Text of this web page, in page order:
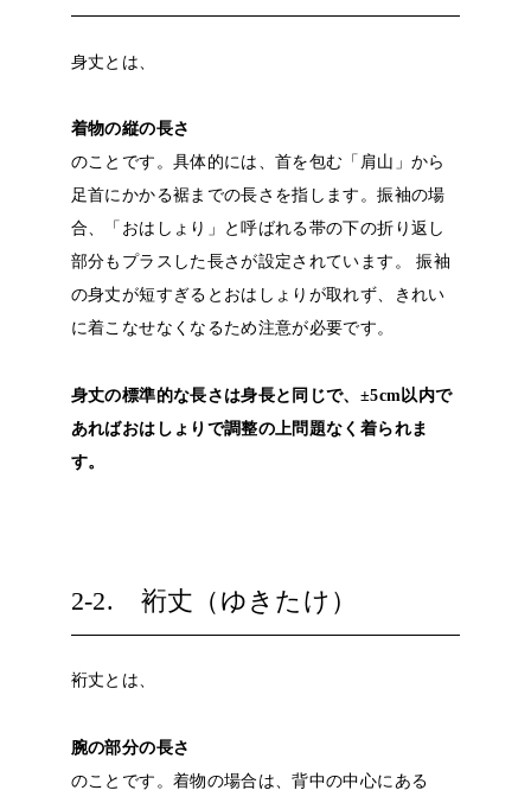
身丈とは、
着物の縦の長さ
のことです。具体的には、首を包む「肩山」から
足首にかかる裾までの長さを指します。振袖の場
合、「おはしょり」と呼ばれる帯の下の折り返し
部分もプラスした長さが設定されています。
振袖
の身丈が短すぎるとおはしょりが取れず、きれい
に着こなせなくなるため注意が必要です。
身丈の標準的な長さは身長と同じで、±5cm以内で
あればおはしょりで調整の上問題なく着られま
す。
2-2. 裄丈（ゆきたけ）
裄丈とは、
腕の部分の長さ
のことです。着物の場合は、背中の中心にある